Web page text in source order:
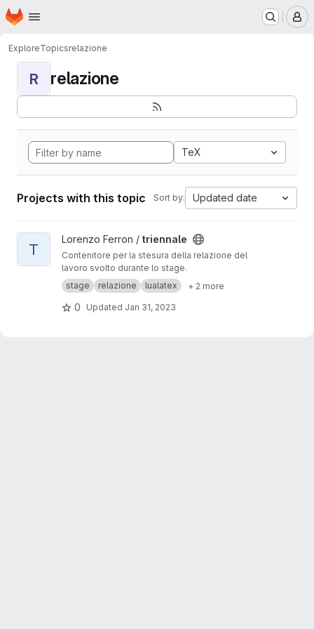
Skip to main content
Homepage
ExploreTopicsrelazione
R relazione
TeX
Projects with this topic Sort by: Updated date
View triennale project
T
Lorenzo Ferron / triennale
Contenitore per la stesura della relazione del
lavoro svolto durante lo stage.
stage
relazione lualatex + 2 more
0 Updated Jan 31, 2023